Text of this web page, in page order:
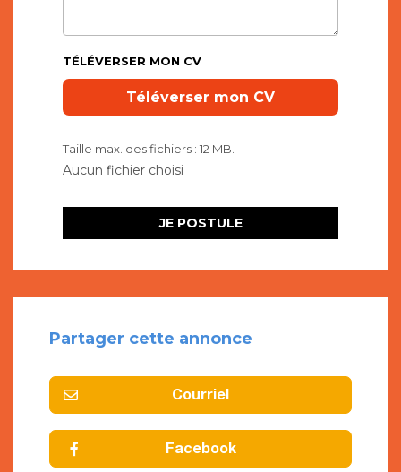
TÉLÉVERSER MON CV
Taille max. des fichiers : 12 MB.
Partager cette annonce
Courriel
Facebook